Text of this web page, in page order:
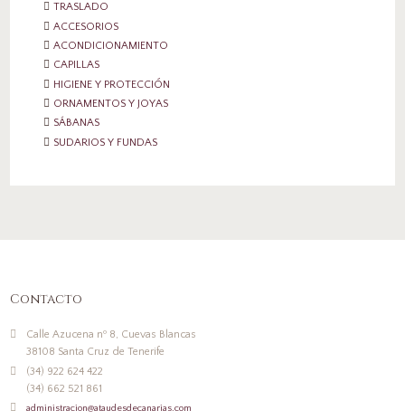
TRASLADO
ACCESORIOS
ACONDICIONAMIENTO
CAPILLAS
HIGIENE Y PROTECCIÓN
ORNAMENTOS Y JOYAS
SÁBANAS
SUDARIOS Y FUNDAS
Contacto
Calle Azucena nº 8, Cuevas Blancas
38108 Santa Cruz de Tenerife
(34) 922 624 422
(34) 662 521 861
administracion@ataudesdecanarias.com